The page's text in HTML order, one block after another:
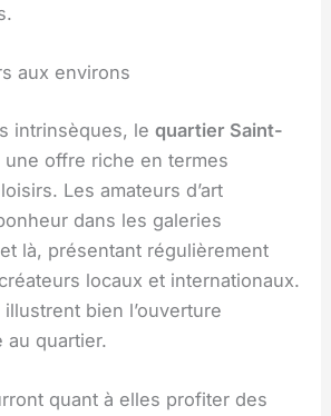
aux environs
intrinsèques, lequartier Saint-
une offre riche en termes
Les amateurs d’art
dans les galeries
là, présentant régulièrement
locaux et internationaux.
bien l’ouverture
au quartier.
quant à elles profiter des